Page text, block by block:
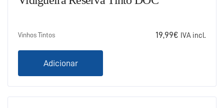
Vinhos Tintos 19,99€ IVA incl.
Adicionar